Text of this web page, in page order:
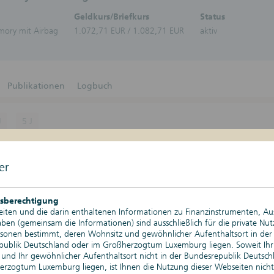
und die darin enthaltenen Informationen zu Finanzinstrumenten,
(gemeinsam die Informationen) sind ausschließlich für die private
bestimmt, deren Wohnsitz und gewöhnlicher Aufenthaltsort in der
Deutschland oder im Großherzogtum Luxemburg liegen. Soweit Ihr
Ihr gewöhnlicher Aufenthaltsort nicht in der Bundesrepublik
Luxemburg liegen, ist Ihnen die Nutzung dieser Webseiten nicht
mit Airbag
Geldkurs/Briefkurs
1.072,71 EUR / 1.082,71 EUR
Status
aktiv
Publikationen Logbuch
5 J
Kurswerte06.08.2026, 17:29 Uhr
Änderung relativ
Tageshoch
Tagestief
Historischer Höchststand